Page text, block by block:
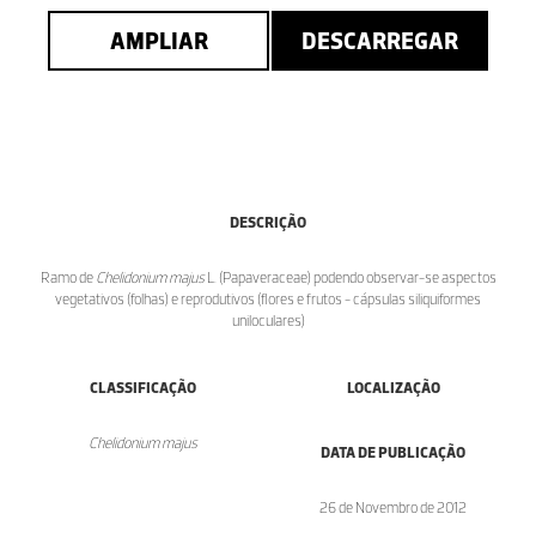
AMPLIAR DESCARREGAR
DESCRIÇÃO
Ramo de Chelidonium majusL. (Papaveraceae) podendo observar-se aspectos
vegetativos (folhas) e reprodutivos (flores e frutos - cápsulas siliquiformes
uniloculares)
CLASSIFICAÇÃO
Chelidonium majus
LOCALIZAÇÃO
DATA DE PUBLICAÇÃO
26 de Novembro de 2012